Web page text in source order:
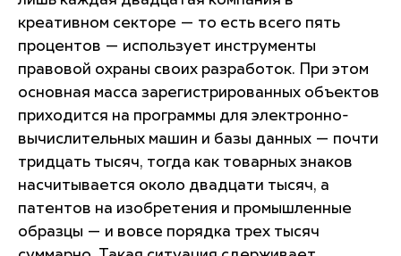
креативном секторе — то есть всего пять
процентов — использует инструменты
правовой охраны своих разработок. При этом
основная масса зарегистрированных объектов
приходится на программы для электронно-
вычислительных машин и базы данных — почти
тридцать тысяч, тогда как товарных знаков
насчитывается около двадцати тысяч, а
патентов на изобретения и промышленные
образцы — и вовсе порядка трех тысяч